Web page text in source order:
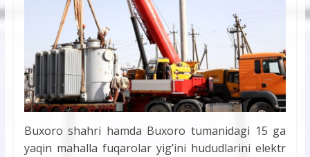
Buxoro shahri hamda Buxoro tumanidagi 15 ga
yaqin mahalla fuqarolar yig’ini hududlarini elektr